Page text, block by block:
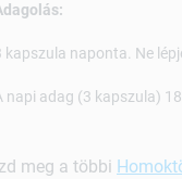
kapszula naponta. Ne
napi adag (3 kapszula)
meg a többi